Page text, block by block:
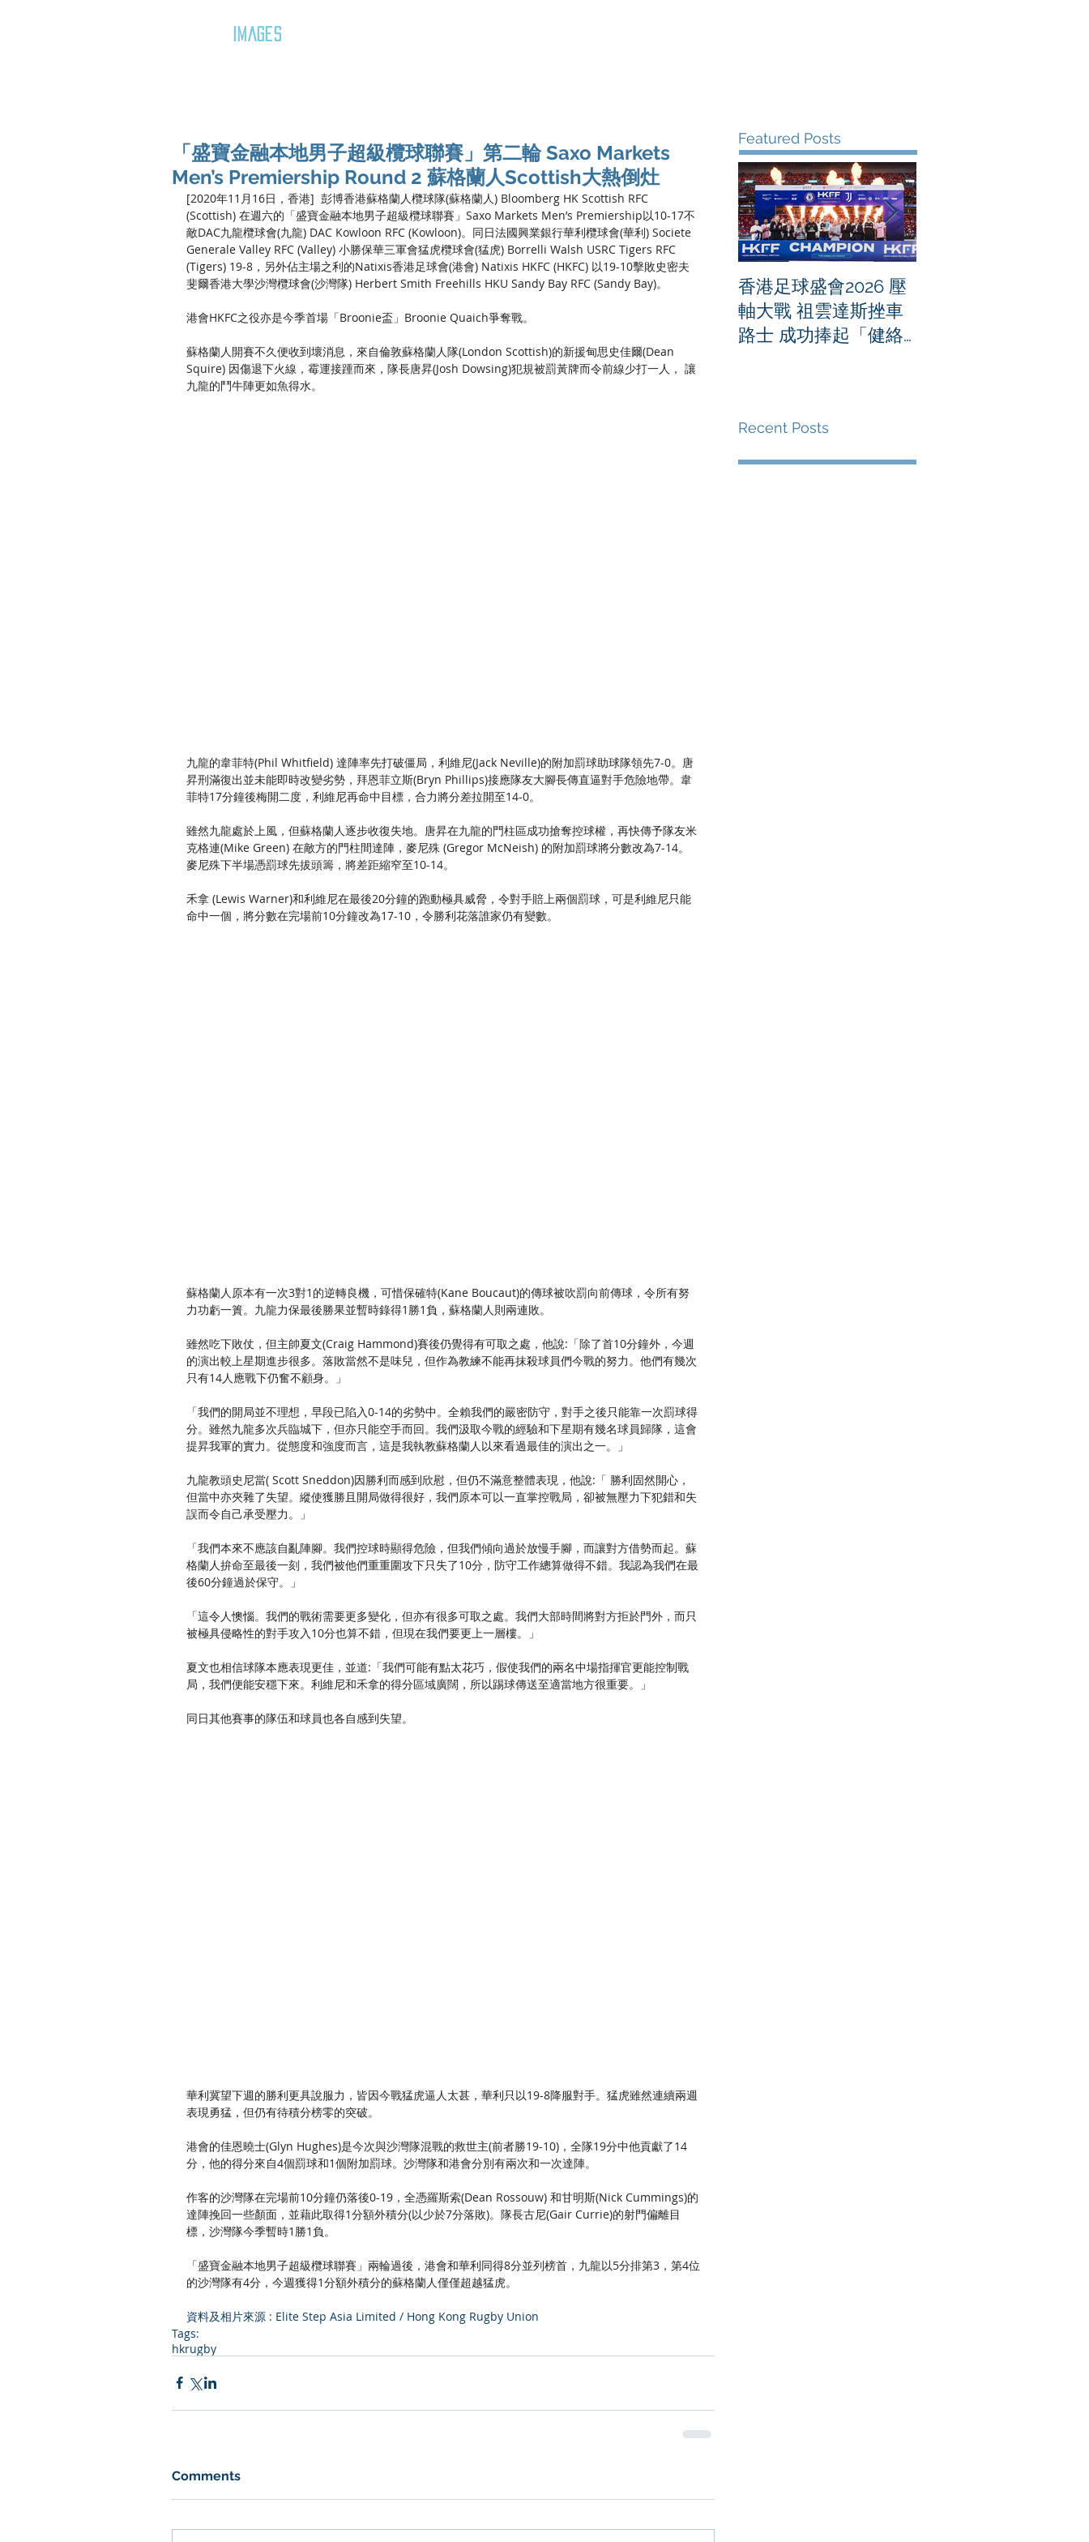
IMAGES
「盛寶金融本地男子超級欖球聯賽」第二輪 Saxo Markets
Men’s Premiership Round 2 蘇格蘭人Scottish大熱倒灶
[2020年11月16日，香港]  彭博香港蘇格蘭人欖球隊(蘇格蘭人) Bloomberg HK Scottish RFC
(Scottish) 在週六的「盛寶金融本地男子超級欖球聯賽」Saxo Markets Men’s Premiership以10-17不
敵DAC九龍欖球會(九龍) DAC Kowloon RFC (Kowloon)。同日法國興業銀行華利欖球會(華利) Societe
Generale Valley RFC (Valley) 小勝保華三軍會猛虎欖球會(猛虎) Borrelli Walsh USRC Tigers RFC
(Tigers) 19-8，另外佔主場之利的Natixis香港足球會(港會) Natixis HKFC (HKFC) 以19-10擊敗史密夫
斐爾香港大學沙灣欖球會(沙灣隊) Herbert Smith Freehills HKU Sandy Bay RFC (Sandy Bay)。
港會HKFC之役亦是今季首場「Broonie盃」Broonie Quaich爭奪戰。
蘇格蘭人開賽不久便收到壞消息，來自倫敦蘇格蘭人隊(London Scottish)的新援甸思史佳爾(Dean
Squire) 因傷退下火線，霉運接踵而來，隊長唐昇(Josh Dowsing)犯規被罰黃牌而令前線少打一人， 讓
九龍的鬥牛陣更如魚得水。
九龍的韋菲特(Phil Whitfield) 達陣率先打破僵局，利維尼(Jack Neville)的附加罰球助球隊領先7-0。唐
昇刑滿復出並未能即時改變劣勢，拜恩菲立斯(Bryn Phillips)接應隊友大腳長傳直逼對手危險地帶。韋
菲特17分鐘後梅開二度，利維尼再命中目標，合力將分差拉開至14-0。
雖然九龍處於上風，但蘇格蘭人逐步收復失地。唐昇在九龍的門柱區成功搶奪控球權，再快傳予隊友米
克格連(Mike Green) 在敵方的門柱間達陣，麥尼殊 (Gregor McNeish) 的附加罰球將分數改為7-14。
麥尼殊下半場憑罰球先拔頭籌，將差距縮窄至10-14。
禾拿 (Lewis Warner)和利維尼在最後20分鐘的跑動極具威脅，令對手賠上兩個罰球，可是利維尼只能
命中一個，將分數在完場前10分鐘改為17-10，令勝利花落誰家仍有變數。
蘇格蘭人原本有一次3對1的逆轉良機，可惜保確特(Kane Boucaut)的傳球被吹罰向前傳球，令所有努
力功虧一簣。九龍力保最後勝果並暫時錄得1勝1負，蘇格蘭人則兩連敗。
雖然吃下敗仗，但主帥夏文(Craig Hammond)賽後仍覺得有可取之處，他說:「除了首10分鐘外，今週
的演出較上星期進步很多。落敗當然不是味兒，但作為教練不能再抹殺球員們今戰的努力。他們有幾次
只有14人應戰下仍奮不顧身。」
「我們的開局並不理想，早段已陷入0-14的劣勢中。全賴我們的嚴密防守，對手之後只能靠一次罰球得
分。雖然九龍多次兵臨城下，但亦只能空手而回。我們汲取今戰的經驗和下星期有幾名球員歸隊，這會
提昇我軍的實力。從態度和強度而言，這是我執教蘇格蘭人以來看過最佳的演出之一。」
九龍教頭史尼當( Scott Sneddon)因勝利而感到欣慰，但仍不滿意整體表現，他說:「 勝利固然開心，
但當中亦夾雜了失望。縱使獲勝且開局做得很好，我們原本可以一直掌控戰局，卻被無壓力下犯錯和失
誤而令自己承受壓力。」
「我們本來不應該自亂陣腳。我們控球時顯得危險，但我們傾向過於放慢手腳，而讓對方借勢而起。蘇
格蘭人拚命至最後一刻，我們被他們重重圍攻下只失了10分，防守工作總算做得不錯。我認為我們在最
後60分鐘過於保守。」
「這令人懊惱。我們的戰術需要更多變化，但亦有很多可取之處。我們大部時間將對方拒於門外，而只
被極具侵略性的對手攻入10分也算不錯，但現在我們要更上一層樓。」
夏文也相信球隊本應表現更佳，並道:「我們可能有點太花巧，假使我們的兩名中場指揮官更能控制戰
局，我們便能安穩下來。利維尼和禾拿的得分區域廣闊，所以踢球傳送至適當地方很重要。」
同日其他賽事的隊伍和球員也各自感到失望。
華利冀望下週的勝利更具說服力，皆因今戰猛虎逼人太甚，華利只以19-8降服對手。猛虎雖然連續兩週
表現勇猛，但仍有待積分榜零的突破。
港會的佳恩曉士(Glyn Hughes)是今次與沙灣隊混戰的救世主(前者勝19-10)，全隊19分中他貢獻了14
分，他的得分來自4個罰球和1個附加罰球。沙灣隊和港會分別有兩次和一次達陣。
作客的沙灣隊在完場前10分鐘仍落後0-19，全憑羅斯索(Dean Rossouw) 和甘明斯(Nick Cummings)的
達陣挽回一些顏面，並藉此取得1分額外積分(以少於7分落敗)。隊長古尼(Gair Currie)的射門偏離目
標，沙灣隊今季暫時1勝1負。
「盛寶金融本地男子超級欖球聯賽」兩輪過後，港會和華利同得8分並列榜首，九龍以5分排第3，第4位
的沙灣隊有4分，今週獲得1分額外積分的蘇格蘭人僅僅超越猛虎。
資料及相片來源 : Elite Step Asia Limited / Hong Kong Rugby Union
Tags:
hkrugby
Comments
Featured Posts
香港足球盛會2026 壓
軸大戰 祖雲達斯挫車
路士 成功捧起「健絡
Recent Posts